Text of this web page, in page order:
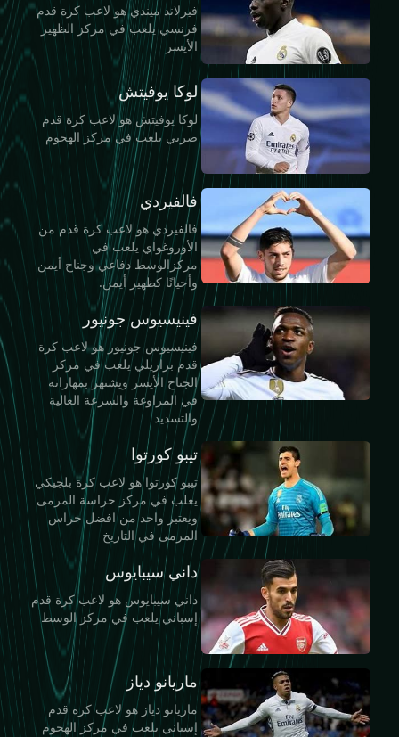
فيرلاند ميندي هو لاعب كرة قدم
فرنسي يلعب في مركز الظهير
الأيسر
لوكا يوفيتش
لوكا يوفيتش هو لاعب كرة قدم
صربي يلعب في مركز الهجوم
فالفيردي
فالفيردي هو لاعب كرة قدم من
الأوروغواي يلعب في
مركزالوسط دفاعي وجناح أيمن
وأحيانًا كظهير أيمن.
فينيسيوس جونيور
فينيسيوس جونيور هو لاعب كرة
قدم برازيلي يلعب في مركز
الجناح الأيسر ويشتهر بمهاراته
في المراوغة والسرعة العالية
والتسديد
تيبو كورتوا
تيبو كورتوا هو لاعب كرة بلجيكي
يعلب في مركز حراسة المرمى
ويعتبر واحد من افضل حراس
المرمى في التاريخ
داني سيبايوس
داني سيبايوس هو لاعب كرة قدم
إسباني يلعب في مركز الوسط
ماريانو دياز
ماريانو دياز هو لاعب كرة قدم
إسباني يلعب في مركز الهجوم